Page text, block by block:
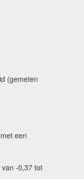
(gemeten
een
-0,37 tot